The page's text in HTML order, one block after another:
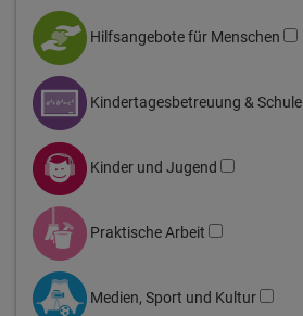
Hilfsangebote für Menschen
Kindertagesbetreuung & Schule
Kinder und Jugend
Praktische Arbeit
Medien, Sport und Kultur